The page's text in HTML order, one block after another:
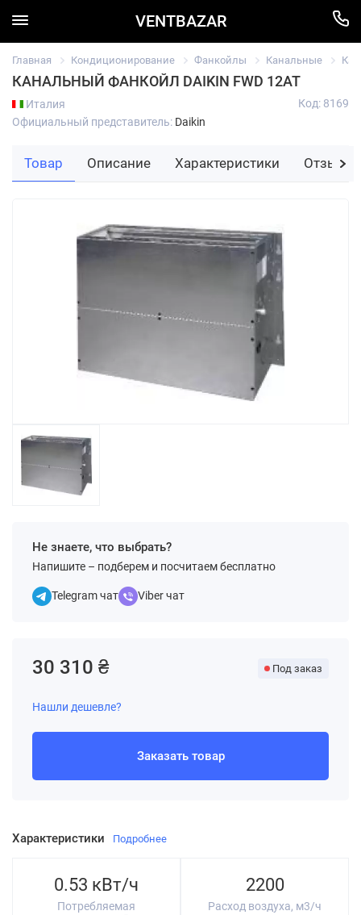
VENTBAZAR
Главная Кондиционирование Фанкойлы Канальные
КАНАЛЬНЫЙ ФАНКОЙЛ DAIKIN FWD 12AT
Италия
Официальный представитель: Daikin
Код: 8169
Не знаете, что выбрать?
Напишите – подберем и посчитаем бесплатно
Telegram чат Viber чат
Характеристики Подробнее
0.53 кВт/ч
Потребляемая
2200
Расход воздуха, м3/ч
30 310 ₴ Под заказ
Нашли дешевле?
Заказать товар
Товар Описание Характеристики Отзывы